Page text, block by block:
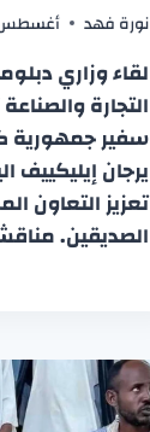
نورة فهد أغسطس 6,
لقاء وزاري
التجارة
سفير جمهورية
يرجان
تعزيز التعاون
الصديقين.